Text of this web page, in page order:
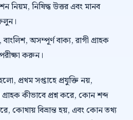
নিষিদ্ধ উত্তর এবং মানব
অসম্পূর্ণ বাক্য, রাগী গ্রাহক
করুন।
প্রথম সপ্তাহে প্রযুক্তি নয়,
কীভাবে প্রশ্ন করে, কোন শব্দ
কোথায় বিভ্রান্ত হয়, এবং কোন তথ্য